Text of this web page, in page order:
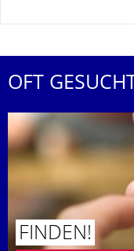
OFT GESUCHT
FINDEN!